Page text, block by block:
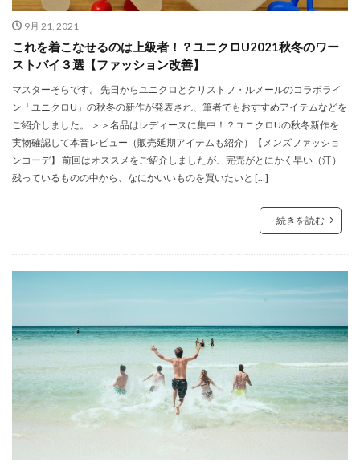
9月 21, 2021
これを着こなせるのは上級者！？ユニクロU2021秋冬のワー
ストバイ３選【ファッション改善】
マスターそらです。 先日からユニクロとクリストフ・ルメールのコラボライ
ン「ユニクロU」の秋冬の新作が発表され、筆者でもおすすめアイテムなどを
ご紹介しました。 ＞＞名品はレディースに集中！？ユニクロUの秋冬新作を
実物確認して本音レビュー（販売延期アイテムも紹介）【メンズファッショ
ンコーデ】 前回はオススメをご紹介しましたが、完売がとにかく早い（汗）
残っているものの中から、なにかいいものを買いたいと […]
続きを読む